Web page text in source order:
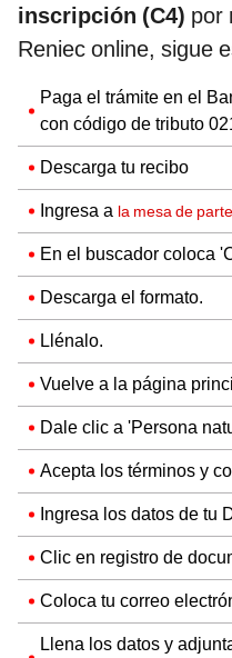
inscripción (C4) por
Reniec online, sigue
Paga el trámite en el
con código de tributo
Descarga tu recibo
Ingresa a la mesa de
En el buscador coloca
Descarga el formato.
Llénalo.
Vuelve a la página
Dale clic a 'Persona
Acepta los términos y
Ingresa los datos de tu
Clic en registro de
Coloca tu correo
Llena los datos y